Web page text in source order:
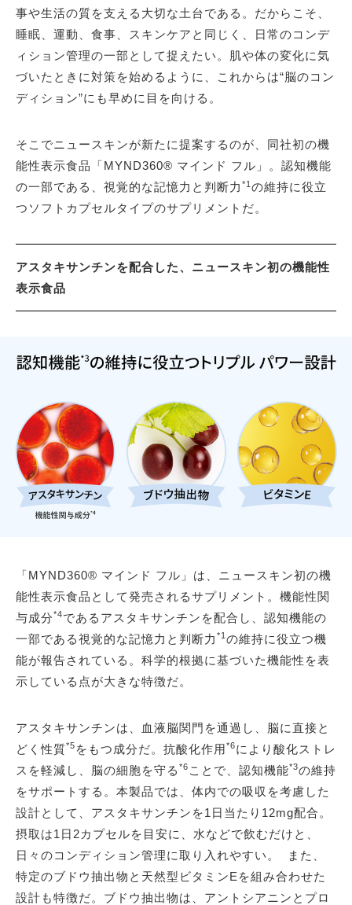
事や生活の質を支える大切な土台である。だからこそ、
睡眠、運動、食事、スキンケアと同じく、日常のコンデ
ィション管理の一部として捉えたい。肌や体の変化に気
づいたときに対策を始めるように、これからは“脳のコン
ディション”にも早めに目を向ける。
そこでニュースキンが新たに提案するのが、同社初の機
能性表示食品「MYND360® マインド フル」。認知機能
の一部である、視覚的な記憶力と判断力 *1 の維持に役立
つソフトカプセルタイプのサプリメントだ。
アスタキサンチンを配合した、ニュースキン初の機能性
表示食品
「MYND360® マインド フル」は、ニュースキン初の機
能性表示食品として発売されるサプリメント。機能性関
与成分*4であるアスタキサンチンを配合し、認知機能の
一部である視覚的な記憶力と判断力 *1 の維持に役立つ機
能が報告されている。科学的根拠に基づいた機能性を表
示している点が大きな特徴だ。
アスタキサンチンは、血液脳関門を通過し、脳に直接と
どく性質*5 をもつ成分だ。抗酸化作用*6により酸化ストレ
スを軽減し、脳の細胞を守る *6 ことで、認知機能*3の維持
をサポートする。本製品では、体内での吸収を考慮した
設計として、アスタキサンチンを1日当たり12mg配合。
摂取は1日2カプセルを目安に、水などで飲むだけと、
日々のコンディション管理に取り入れやすい。 また、
特定のブドウ抽出物と天然型ビタミンEを組み合わせた
設計も特徴だ。ブドウ抽出物は、アントシアニンとプロ